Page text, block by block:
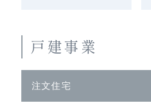
戸建事業
注文住宅